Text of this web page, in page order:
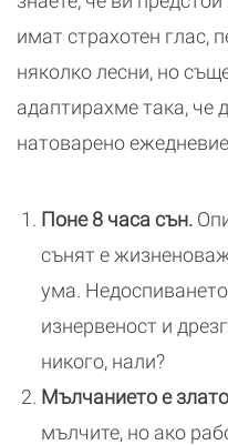
имат страхотен глас,
няколко лесни, но
адаптирахме така, че
натоварено
Поне 8 часа сън.
сънят е
ума.
изнервеност и
никого, нали?
Мълчанието е
мълчите, но ако